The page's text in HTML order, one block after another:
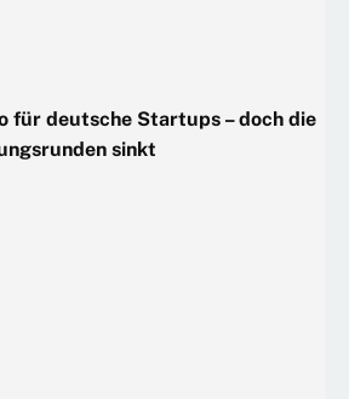
für deutsche Startups – doch die
sinkt